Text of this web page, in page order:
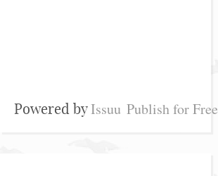
Powered byIssuu Publish for Free